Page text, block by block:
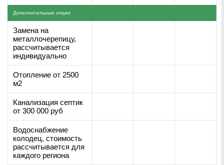
Дополнительные опции
Замена на
металлочерепицу,
рассчитывается
индивидуально
Отопление от 2500
м2
Канализация септик
от 300 000 руб
Водоснабжение
колодец, стоимость
рассчитывается для
каждого региона